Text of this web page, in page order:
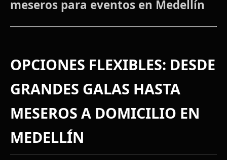
meseros para eventos en Medellín
OPCIONES FLEXIBLES: DESDE
GRANDES GALAS HASTA
MESEROS A DOMICILIO EN
MEDELLÍN